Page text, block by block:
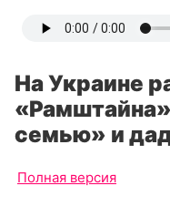
На Украине
семью» и
Полная версия